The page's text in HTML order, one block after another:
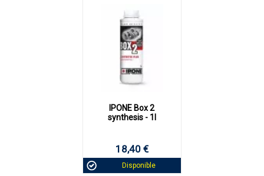
IPONE Box 2
synthesis - 1l
18,40 €
Disponible